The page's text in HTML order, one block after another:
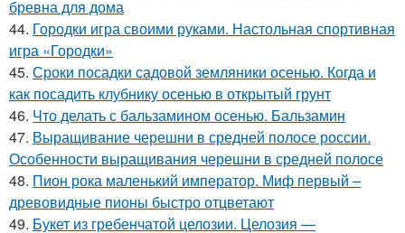
бревна для дома
44. Городки игра своими руками. Настольная спортивная
игра «Городки»
45. Сроки посадки садовой земляники осенью. Когда и
как посадить клубнику осенью в открытый грунт
46. Что делать с бальзамином осенью. Бальзамин
47. Выращивание черешни в средней полосе россии.
Особенности выращивания черешни в средней полосе
48. Пион рока маленький император. Миф первый –
древовидные пионы быстро отцветают
49. Букет из гребенчатой целозии. Целозия —